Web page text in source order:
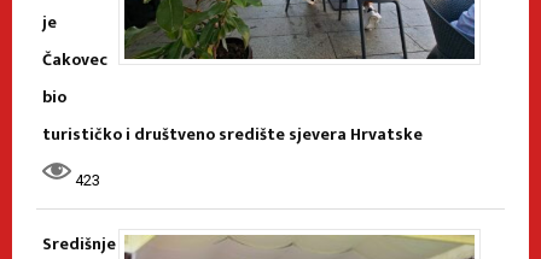
je
Čakovec
bio
turističko i društveno središte sjevera Hrvatske
423
Središnje